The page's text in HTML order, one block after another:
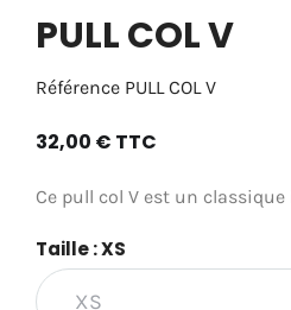
PULL COL V
Référence PULL COL V
32,00 € TTC
Ce pull col V est un
Taille : XS